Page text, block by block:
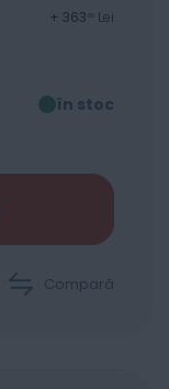
+ 363 Lei
în stoc
Compară